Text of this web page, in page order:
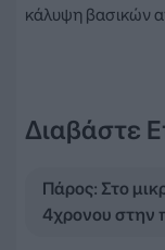
κάλυψη βασικών
Διαβάστε
Πάρος: Στο
4χρονου στην